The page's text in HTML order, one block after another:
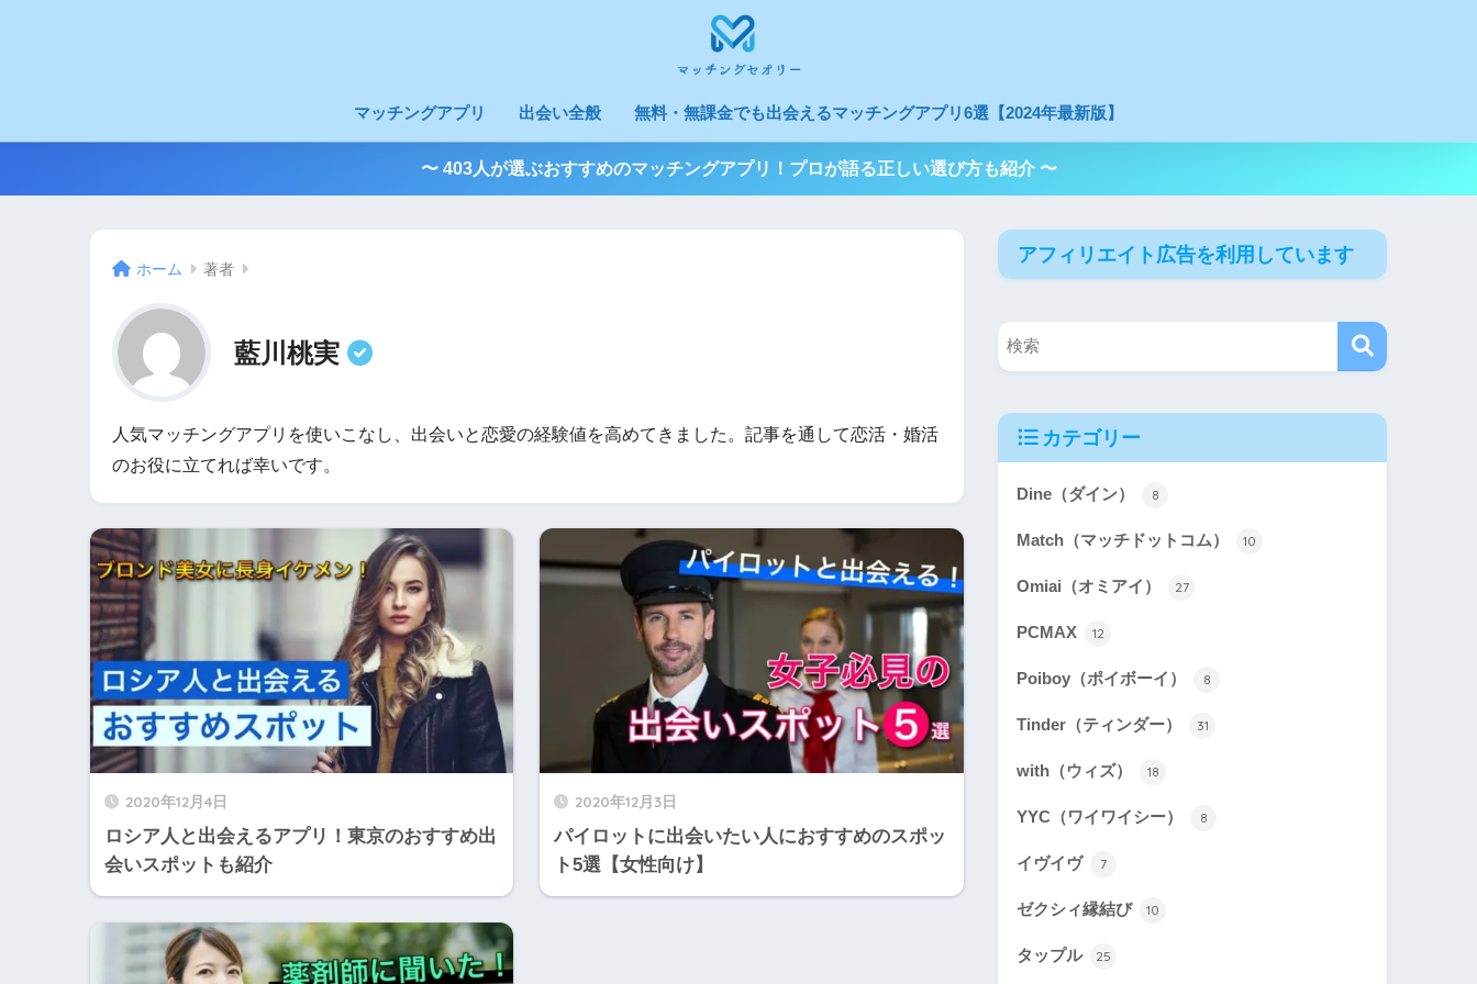
マッチングアプリ 出会い全般 無料・無課金でも出会えるマッチングアプリ6選【2024年最新版】
〜 403人が選ぶおすすめのマッチングアプリ！プロが語る正しい選び方も紹介 〜
ホーム 著者
藍川桃実
人気マッチングアプリを使いこなし、出会いと恋愛の経験値を高めてきました。記事を通して恋活・婚活
のお役に立てれば幸いです。
2020年12月4日
ロシア人と出会えるアプリ！東京のおすすめ出
会いスポットも紹介
2020年12月3日
パイロットに出会いたい人におすすめのスポッ
ト5選【女性向け】
アフィリエイト広告を利用しています
カテゴリー
Dine（ダイン） 8
Match（マッチドットコム） 10
Omiai（オミアイ） 27
PCMAX 12
Poiboy（ポイボーイ） 8
Tinder（ティンダー） 31
with（ウィズ） 18
YYC（ワイワイシー） 8
イヴイヴ 7
ゼクシィ縁結び 10
タップル 25